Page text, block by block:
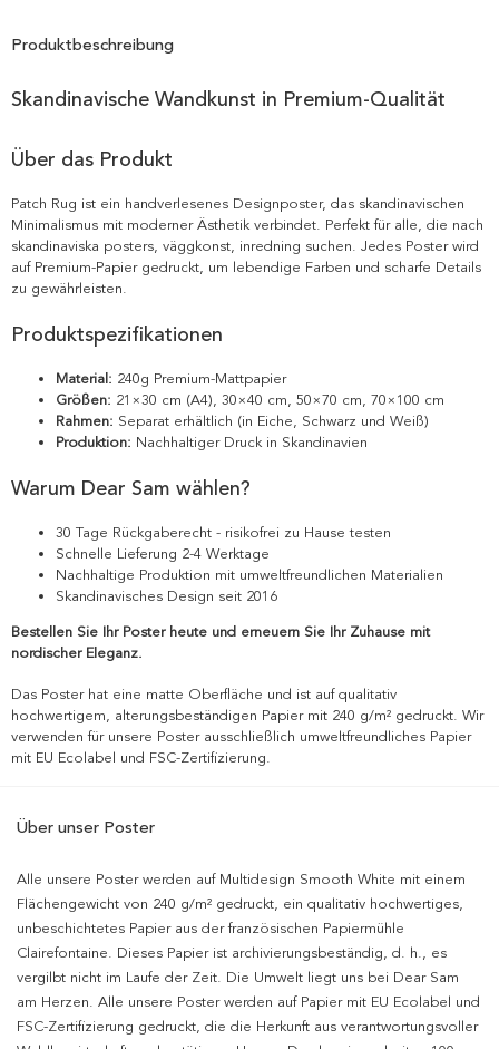
Produktbeschreibung
Skandinavische Wandkunst in Premium-Qualität
Über das Produkt
Patch Rug ist ein handverlesenes Designposter, das skandinavischen
Minimalismus mit moderner Ästhetik verbindet. Perfekt für alle, die nach
skandinaviska posters, väggkonst, inredning suchen. Jedes Poster wird
auf Premium-Papier gedruckt, um lebendige Farben und scharfe Details
zu gewährleisten.
Produktspezifikationen
Material: 240g Premium-Mattpapier
Größen: 21×30 cm (A4), 30×40 cm, 50×70 cm, 70×100 cm
Rahmen: Separat erhältlich (in Eiche, Schwarz und Weiß)
Produktion: Nachhaltiger Druck in Skandinavien
Warum Dear Sam wählen?
30 Tage Rückgaberecht - risikofrei zu Hause testen
Schnelle Lieferung 2-4 Werktage
Nachhaltige Produktion mit umweltfreundlichen Materialien
Skandinavisches Design seit 2016
Bestellen Sie Ihr Poster heute und erneuern Sie Ihr Zuhause mit
nordischer Eleganz.
Das Poster hat eine matte Oberfläche und ist auf qualitativ
hochwertigem, alterungsbeständigen Papier mit 240 g/m² gedruckt. Wir
verwenden für unsere Poster ausschließlich umweltfreundliches Papier
mit EU Ecolabel und FSC-Zertifizierung.
Über unser Poster
Alle unsere Poster werden auf Multidesign Smooth White mit einem
Flächengewicht von 240 g/m² gedruckt, ein qualitativ hochwertiges,
unbeschichtetes Papier aus der französischen Papiermühle
Clairefontaine. Dieses Papier ist archivierungsbeständig, d. h., es
vergilbt nicht im Laufe der Zeit. Die Umwelt liegt uns bei Dear Sam
am Herzen. Alle unsere Poster werden auf Papier mit EU Ecolabel und
FSC-Zertifizierung gedruckt, die die Herkunft aus verantwortungsvoller